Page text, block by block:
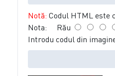
Notă: Codul HTML este
Nota: Rău
Introdu codul din